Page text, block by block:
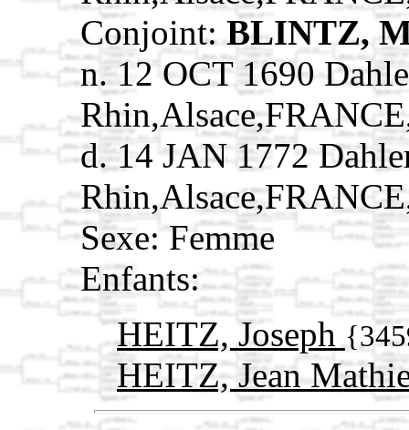
Conjoint: BLINTZ,
n. 12 OCT 1690
d. 14 JAN 1772
Sexe: Femme
Enfants:
HEITZ, Joseph
HEITZ, Jean